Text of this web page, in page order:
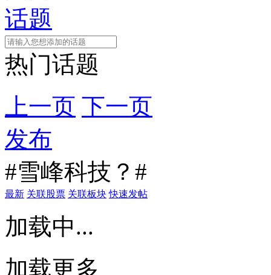
话题
热门话题
上一页 下一页
发布
#雪峰科技？#
最新 关联股票 关联板块 快速发帖
加载中...
加载更多